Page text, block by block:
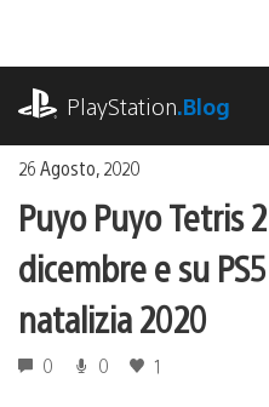
contenuto
PlayStation.Blog
26 Agosto, 2020
Puyo Puyo Tetris
dicembre e su
natalizia 2020
0 0 1